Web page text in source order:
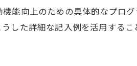
域別の具体的な記載文例を徹底紹介
能向上のための具体的なプロ
した詳細な記入例を活用する